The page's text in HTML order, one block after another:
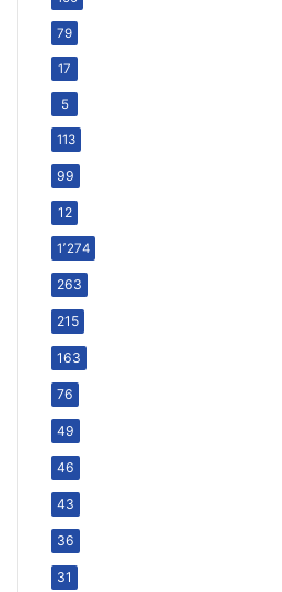
79
17
5
113
99
12
1٬274
263
215
163
76
49
46
43
36
31